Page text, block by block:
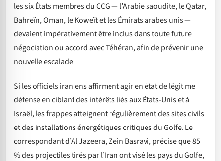
les six États membres du CCG — l’Arabie saoudite, le Qatar,
Bahreïn, Oman, le Koweït et les Émirats arabes unis —
devaient impérativement être inclus dans toute future
négociation ou accord avec Téhéran, afin de prévenir une
nouvelle escalade.
Si les officiels iraniens affirment agir en état de légitime
défense en ciblant des intérêts liés aux États-Unis et à
Israël, les frappes atteignent régulièrement des sites civils
et des installations énergétiques critiques du Golfe. Le
correspondant d’Al Jazeera, Zein Basravi, précise que 85
% des projectiles tirés par l’Iran ont visé les pays du Golfe,